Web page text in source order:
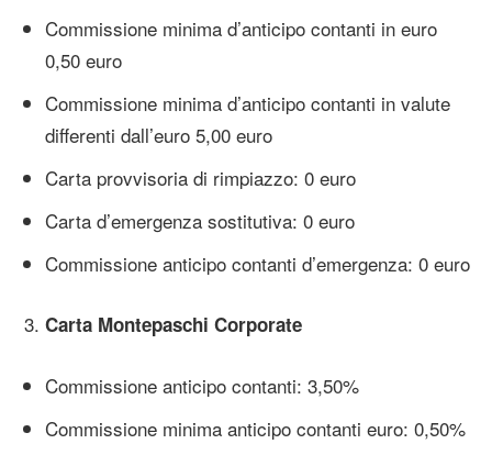
Commissione minima d’anticipo contanti in euro
0,50 euro
Commissione minima d’anticipo contanti in valute
differenti dall’euro 5,00 euro
Carta provvisoria di rimpiazzo: 0 euro
Carta d’emergenza sostitutiva: 0 euro
Commissione anticipo contanti d’emergenza: 0 euro
Carta Montepaschi Corporate
Commissione anticipo contanti: 3,50%
Commissione minima anticipo contanti euro: 0,50%